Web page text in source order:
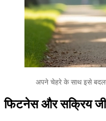
अपने चेहरे के साथ इसे
फिटनेस और सक्रिय